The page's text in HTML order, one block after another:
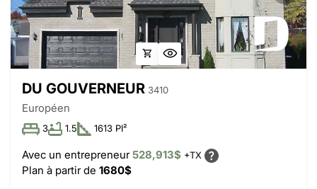
DU GOUVERNEUR 3410
Européen
3 1.5 1613 PI²
Avec un entrepreneur528,913$ +TX
Plan à partir de 1680$